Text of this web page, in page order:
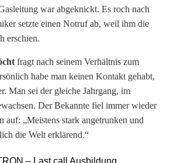
war abgeknickt. Es roch nach
setzte einen Notruf ab, weil ihm die
erschien.
fragt nach seinem Verhältnis zum
habe man keinen Kontakt gehabt,
Man sei der gleiche Jahrgang, im
Der Bekannte fiel immer wieder
auf: „Meistens stark angetrunken und
die Welt erklärend.“